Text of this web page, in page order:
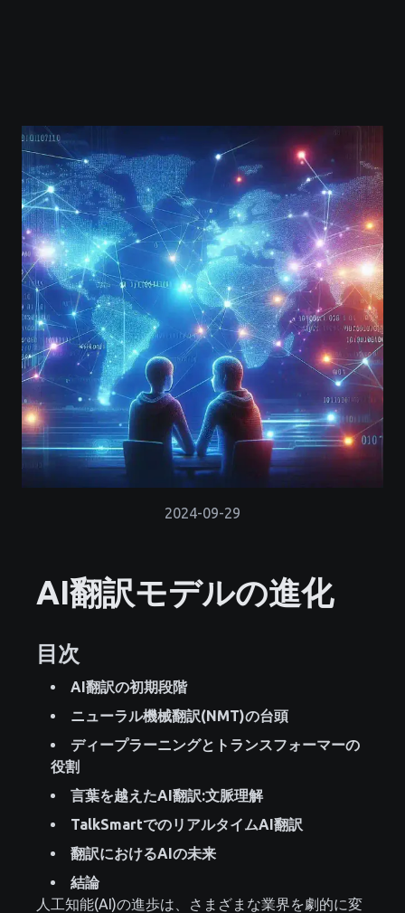
2024-09-29
AI翻訳モデルの進化
目次
AI翻訳の初期段階
ニューラル機械翻訳(NMT)の台頭
ディープラーニングとトランスフォーマーの
役割
言葉を越えたAI翻訳:文脈理解
TalkSmartでのリアルタイムAI翻訳
翻訳におけるAIの未来
結論
人工知能(AI)の進歩は、さまざまな業界を劇的に変